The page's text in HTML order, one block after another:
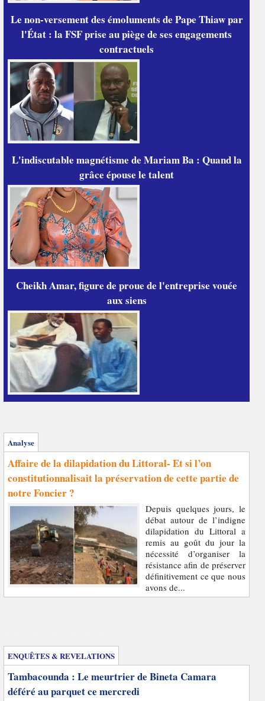
Le non-versement des émoluments de Pape Thiaw par
l'État : la FSF prise au piège de ses engagements
contractuels
L'indiscutable magnétisme de Mariam Ba : Quand la
grâce épouse le talent
Cheikh Amar, figure de proue de l'entreprise vouée
aux siens
Analyse
Affaire de la dilapidation du Littoral- Et si l’on
constitutionnalisait la préservation de cette partie de
notre Foncier ?
Depuis quelques jours, le
débat autour de l’indigne
dilapidation du Littoral a
remis au goût du jour la
nécessité d’organiser la
résistance afin de préserver
définitivement ce que nous
avons de...
ENQUÊTES & REVELATIONS
Tambacounda : Le meurtrier de Bineta Camara
déféré au parquet ce mercredi